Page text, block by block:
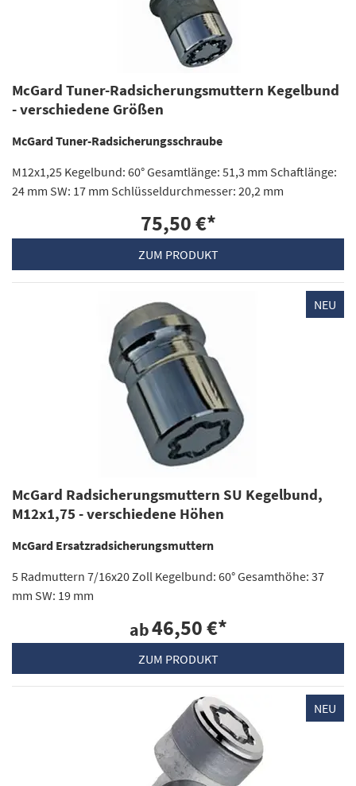
McGard Tuner-Radsicherungsmuttern Kegelbund
- verschiedene Größen
McGard Tuner-Radsicherungsschraube
M12x1,25 Kegelbund: 60° Gesamtlänge: 51,3 mm Schaftlänge:
24 mm SW: 17 mm Schlüsseldurchmesser: 20,2 mm
75,50 €*
ZUM PRODUKT
NEU
McGard Radsicherungsmuttern SU Kegelbund,
M12x1,75 - verschiedene Höhen
McGard Ersatzradsicherungsmuttern
5 Radmuttern 7/16x20 Zoll Kegelbund: 60° Gesamthöhe: 37
mm SW: 19 mm
ab46,50 €*
ZUM PRODUKT
NEU